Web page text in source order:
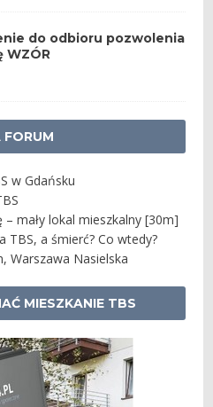
do odbioru pozwolenia
WZÓR
w Gdańsku
mały lokal mieszkalny [30m]
TBS, a śmierć? Co wtedy?
Warszawa Nasielska
MIESZKANIE TBS